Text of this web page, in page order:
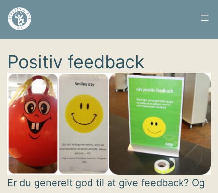
Fortsæt
Arbejdsglæde
Udgivet
Positiv feedback
Er du generelt god til at give feedback? Og